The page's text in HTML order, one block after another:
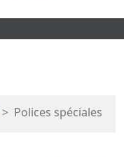
Polices spéciales